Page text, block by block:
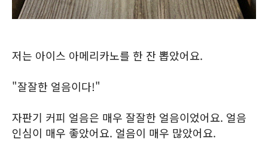
저는 아이스 아메리카노를 한 잔 뽑았어요.
"잘잘한 얼음이다!"
자판기 커피 얼음은 매우 잘잘한 얼음이었어요. 얼음
인심이 매우 좋았어요. 얼음이 매우 많았어요.